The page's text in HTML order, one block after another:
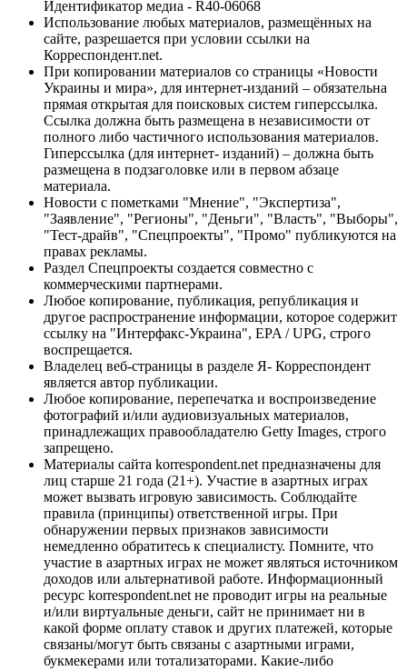
Идентификатор медиа - R40-06068
Использование любых материалов, размещённых на
сайте, разрешается при условии ссылки на
Корреспондент.net.
При копировании материалов со страницы «Новости
Украины и мира», для интернет-изданий – обязательна
прямая открытая для поисковых систем гиперссылка.
Ссылка должна быть размещена в независимости от
полного либо частичного использования материалов.
Гиперссылка (для интернет- изданий) – должна быть
размещена в подзаголовке или в первом абзаце
материала.
Новости с пометками "Мнение", "Экспертиза",
"Заявление", "Регионы", "Деньги", "Власть", "Выборы",
"Тест-драйв", "Спецпроекты", "Промо" публикуются на
правах рекламы.
Раздел Спецпроекты создается совместно с
коммерческими партнерами.
Любое копирование, публикация, републикация и
другое распространение информации, которое содержит
ссылку на "Интерфакс-Украина", EPA / UPG, строго
воспрещается.
Владелец веб-страницы в разделе Я- Корреспондент
является автор публикации.
Любое копирование, перепечатка и воспроизведение
фотографий и/или аудиовизуальных материалов,
принадлежащих правообладателю Getty Images, строго
запрещено.
Материалы сайта korrespondent.net предназначены для
лиц старше 21 года (21+). Участие в азартных играх
может вызвать игровую зависимость. Соблюдайте
правила (принципы) ответственной игры. При
обнаружении первых признаков зависимости
немедленно обратитесь к специалисту. Помните, что
участие в азартных играх не может являться источником
доходов или альтернативой работе. Информационный
ресурс korrespondent.net не проводит игры на реальные
и/или виртуальные деньги, сайт не принимает ни в
какой форме оплату ставок и других платежей, которые
связаны/могут быть связаны с азартными играми,
букмекерами или тотализаторами. Какие-либо